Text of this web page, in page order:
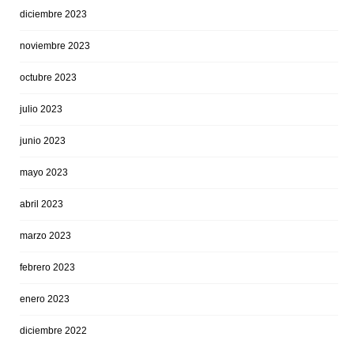
diciembre 2023
noviembre 2023
octubre 2023
julio 2023
junio 2023
mayo 2023
abril 2023
marzo 2023
febrero 2023
enero 2023
diciembre 2022